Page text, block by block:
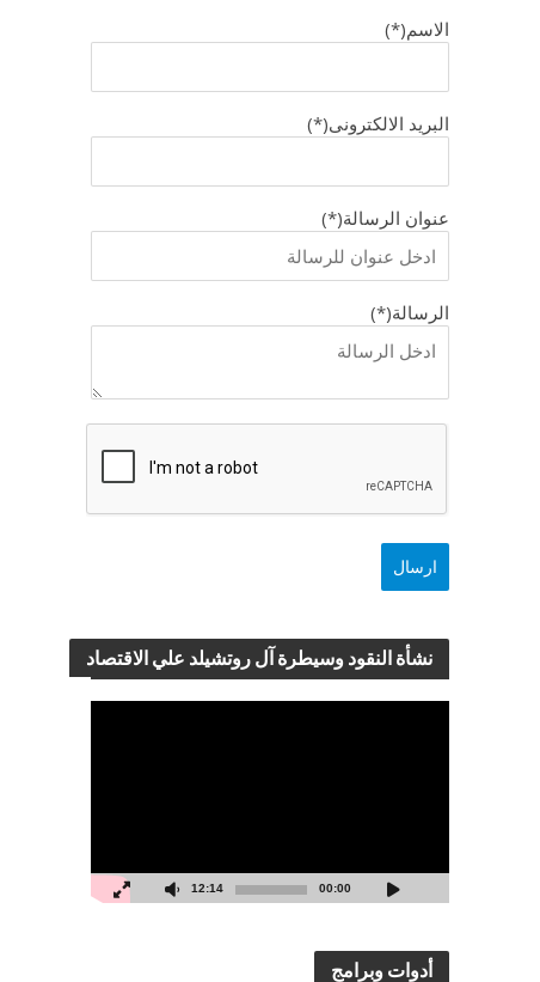
الاسم(*)
البريد الالكترونى(*)
عنوان الرسالة(*)
الرسالة(*)
نشأة النقود وسيطرة آل روتشيلد علي الاقتصاد
00:00
12:14
أدوات وبرامج